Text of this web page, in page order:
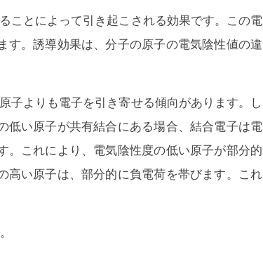
ことによって引き起こされる効果です。この電
す。誘導効果は、分子の原子の電気陰性値の違
子よりも電子を引き寄せる傾向があります。し
低い原子が共有結合にある場合、結合電子は電
。これにより、電気陰性度の低い原子が部分的
高い原子は、部分的に負電荷を帯びます。これ